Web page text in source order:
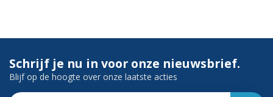
Schrijf je nu in voor onze nieuwsbrief.
Blijf op de hoogte over onze laatste acties